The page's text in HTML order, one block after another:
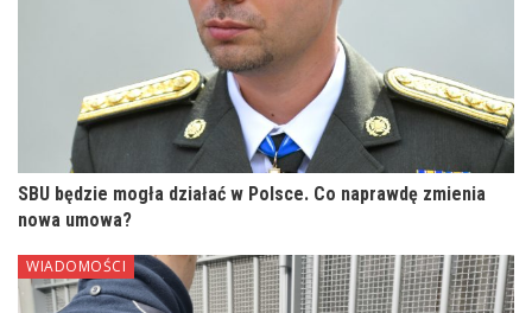
SBU będzie mogła działać w Polsce. Co naprawdę zmienia
nowa umowa?
WIADOMOŚCI